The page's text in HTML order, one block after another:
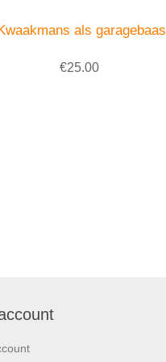
als garagebaas
€25.00